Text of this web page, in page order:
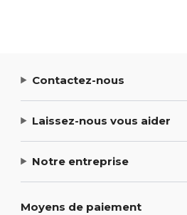
Contactez-nous
Laissez-nous vous aider
Notre entreprise
Moyens de paiement